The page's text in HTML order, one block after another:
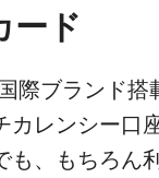
ード
際ブランド搭
カレンシー口
も、もちろん